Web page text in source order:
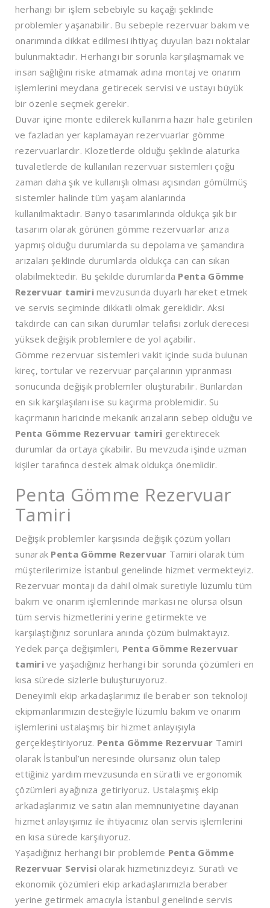
herhangi bir işlem sebebiyle su kaçağı şeklinde
problemler yaşanabilir. Bu sebeple rezervuar bakım ve
onarımında dikkat edilmesi ihtiyaç duyulan bazı noktalar
bulunmaktadır. Herhangi bir sorunla karşılaşmamak ve
insan sağlığını riske atmamak adına montaj ve onarım
işlemlerini meydana getirecek servisi ve ustayı büyük
bir özenle seçmek gerekir.
Duvar içine monte edilerek kullanıma hazır hale getirilen
ve fazladan yer kaplamayan rezervuarlar gömme
rezervuarlardır. Klozetlerde olduğu şeklinde alaturka
tuvaletlerde de kullanılan rezervuar sistemleri çoğu
zaman daha şık ve kullanışlı olması açısından gömülmüş
sistemler halinde tüm yaşam alanlarında
kullanılmaktadır. Banyo tasarımlarında oldukça şık bir
tasarım olarak görünen gömme rezervuarlar arıza
yapmış olduğu durumlarda su depolama ve şamandıra
arızaları şeklinde durumlarda oldukça can can sıkan
olabilmektedir. Bu şekilde durumlarda Penta Gömme
Rezervuar tamirimevzusunda duyarlı hareket etmek
ve servis seçiminde dikkatli olmak gereklidir. Aksi
takdirde can can sıkan durumlar telafisi zorluk derecesi
yüksek değişik problemlere de yol açabilir.
Gömme rezervuar sistemleri vakit içinde suda bulunan
kireç, tortular ve rezervuar parçalarının yıpranması
sonucunda değişik problemler oluşturabilir. Bunlardan
en sık karşılaşılanı ise su kaçırma problemidir. Su
kaçırmanın haricinde mekanik arızaların sebep olduğu ve
Penta Gömme Rezervuar tamiri gerektirecek
durumlar da ortaya çıkabilir. Bu mevzuda işinde uzman
kişiler tarafınca destek almak oldukça önemlidir.
Penta Gömme Rezervuar
Tamiri
Değişik problemler karşısında değişik çözüm yolları
sunarak Penta Gömme Rezervuar Tamiri olarak tüm
müşterilerimize İstanbul genelinde hizmet vermekteyiz.
Rezervuar montajı da dahil olmak suretiyle lüzumlu tüm
bakım ve onarım işlemlerinde markası ne olursa olsun
tüm servis hizmetlerini yerine getirmekte ve
karşılaştığınız sorunlara anında çözüm bulmaktayız.
Yedek parça değişimleri, Penta Gömme Rezervuar
tamirive yaşadığınız herhangi bir sorunda çözümleri en
kısa sürede sizlerle buluşturuyoruz.
Deneyimli ekip arkadaşlarımız ile beraber son teknoloji
ekipmanlarımızın desteğiyle lüzumlu bakım ve onarım
işlemlerini ustalaşmış bir hizmet anlayışıyla
gerçekleştiriyoruz. Penta Gömme Rezervuar Tamiri
olarak İstanbul’un neresinde olursanız olun talep
ettiğiniz yardım mevzusunda en süratli ve ergonomik
çözümleri ayağınıza getiriyoruz. Ustalaşmış ekip
arkadaşlarımız ve satın alan memnuniyetine dayanan
hizmet anlayışımız ile ihtiyacınız olan servis işlemlerini
en kısa sürede karşılıyoruz.
Yaşadığınız herhangi bir problemde Penta Gömme
Rezervuar Servisi olarak hizmetinizdeyiz. Süratli ve
ekonomik çözümleri ekip arkadaşlarımızla beraber
yerine getirmek amacıyla İstanbul genelinde servis